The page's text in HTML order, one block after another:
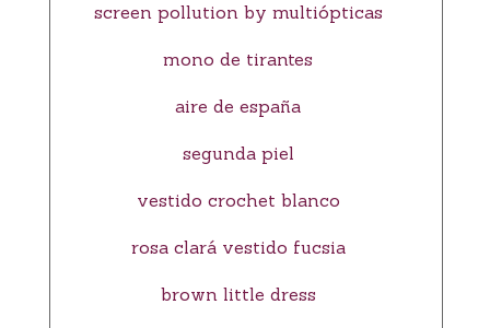
screen pollution by multiópticas
mono de tirantes
aire de españa
segunda piel
vestido crochet blanco
rosa clará vestido fucsia
brown little dress